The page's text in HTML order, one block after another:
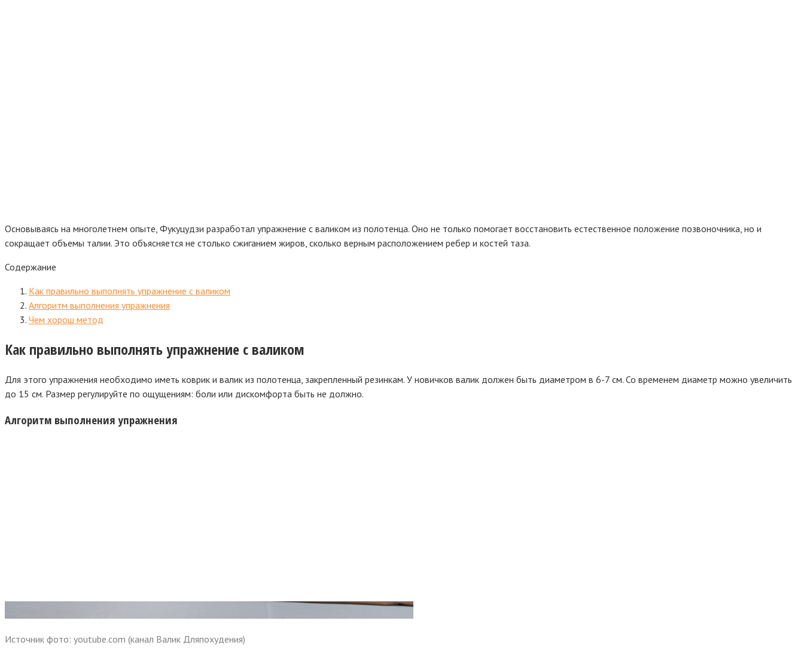
Основываясь на многолетнем опыте, Фукуцудзи разработал упражнение с валиком из полотенца. Оно не только помогает восстановить естественное положение позвоночника, но и
сокращает объемы талии. Это объясняется не столько сжиганием жиров, сколько верным расположением ребер и костей таза.
Содержание
Как правильно выполнять упражнение с валиком
Алгоритм выполнения упражнения
Чем хорош метод
Как правильно выполнять упражнение с валиком
Для этого упражнения необходимо иметь коврик и валик из полотенца, закрепленный резинкам. У новичков валик должен быть диаметром в 6-7 см. Со временем диаметр можно увеличить
до 15 см. Размер регулируйте по ощущениям: боли или дискомфорта быть не должно.
Алгоритм выполнения упражнения
Источник фото: youtube.com (канал Валик Дляпохудения)